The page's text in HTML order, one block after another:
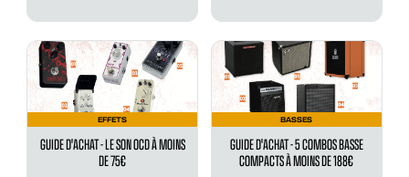
EFFETS
GUIDE D'ACHAT - LE SON OCD À MOINS
DE 75€
BASSES
GUIDE D'ACHAT - 5 COMBOS BASSE
COMPACTS À MOINS DE 188€